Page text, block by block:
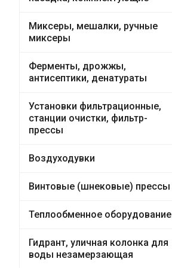
Миксеры, мешалки, ручные
миксеры
Ферменты, дрожжы,
антисептики, денатураты
Установки фильтрационные,
станции очистки, фильтр-
прессы
Воздуходувки
Винтовые (шнековые) прессы
Теплообменное оборудование
Гидрант, уличная колонка для
воды незамерзающая